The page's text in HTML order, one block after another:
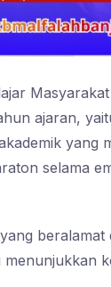
ajaran,
yang
selama